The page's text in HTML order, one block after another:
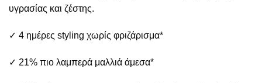
υγρασίας και ζέστης.
✓ 4 ημέρες styling χωρίς φριζάρισμα*
✓ 21% πιο λαμπερά μαλλιά άμεσα*